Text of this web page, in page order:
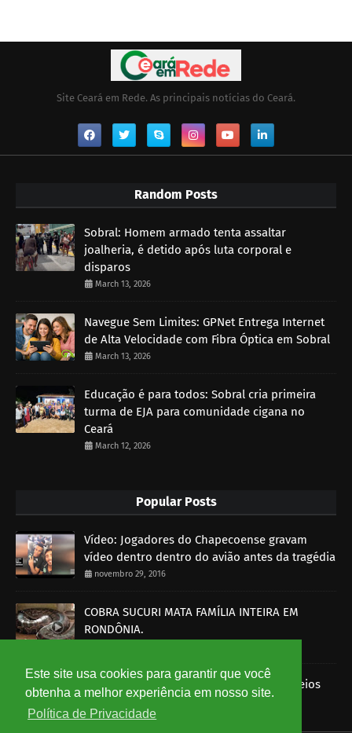
Este site usa cookies para garantir que você
obtenha a melhor experiência em nosso site.
Política de Privacidade
Site Ceará em Rede. As principais notícias do Ceará.
Random Posts
Sobral: Homem armado tenta assaltar
joalheria, é detido após luta corporal e
disparos
March 13, 2026
Navegue Sem Limites: GPNet Entrega Internet
de Alta Velocidade com Fibra Óptica em Sobral
March 13, 2026
Educação é para todos: Sobral cria primeira
turma de EJA para comunidade cigana no
Ceará
March 12, 2026
Popular Posts
Vídeo: Jogadores do Chapecoense gravam
vídeo dentro dentro do avião antes da tragédia
novembro 29, 2016
COBRA SUCURI MATA FAMÍLIA INTEIRA EM
RONDÔNIA.
Imagens mostram funcionários dos Correios
roubando encomendas
agosto 07, 2014